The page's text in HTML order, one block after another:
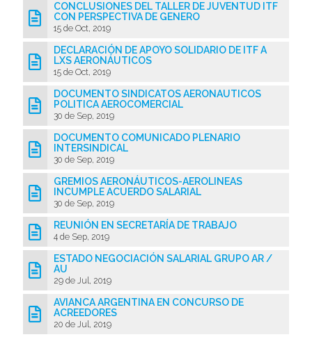
CONCLUSIONES DEL TALLER DE JUVENTUD ITF
CON PERSPECTIVA DE GENERO
15 de Oct, 2019
DECLARACIÓN DE APOYO SOLIDARIO DE ITF A
LXS AERONÁUTICOS
15 de Oct, 2019
DOCUMENTO SINDICATOS AERONAUTICOS
POLITICA AEROCOMERCIAL
30 de Sep, 2019
DOCUMENTO COMUNICADO PLENARIO
INTERSINDICAL
30 de Sep, 2019
GREMIOS AERONÁUTICOS-AEROLINEAS
INCUMPLE ACUERDO SALARIAL
30 de Sep, 2019
REUNIÓN EN SECRETARÍA DE TRABAJO
4 de Sep, 2019
ESTADO NEGOCIACIÓN SALARIAL GRUPO AR /
AU
29 de Jul, 2019
AVIANCA ARGENTINA EN CONCURSO DE
ACREEDORES
20 de Jul, 2019